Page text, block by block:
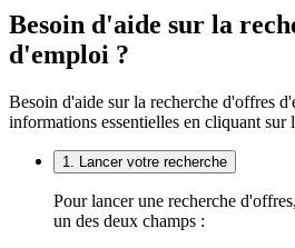
Besoin d'aide sur la
d'emploi ?
Besoin d'aide sur la recherche d'offres
informations essentielles en cliquant sur
1. Lancer votre recherche
Pour lancer une recherche
un des deux champs :